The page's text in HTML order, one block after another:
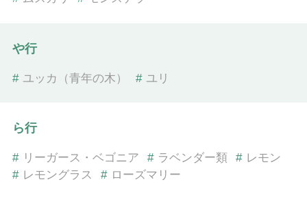
や行
# ユッカ（青年の木） # ユリ
ら行
# リーガース・ベゴニア # ラベンダー類 # レモン
# レモングラス # ローズマリー